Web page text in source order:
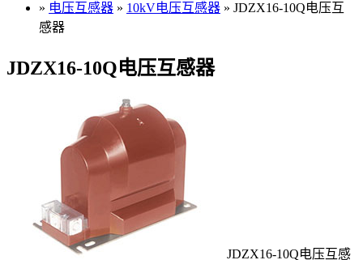
» 电压互感器 » 10kV电压互感器 » JDZX16-10Q电压互
感器
JDZX16-10Q电压互感器
JDZX16-10Q电压互感